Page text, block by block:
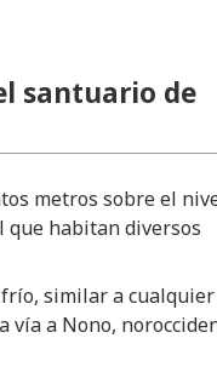
santuario de
metros sobre el
que habitan diversos
frío, similar a cualquier
vía a Nono,